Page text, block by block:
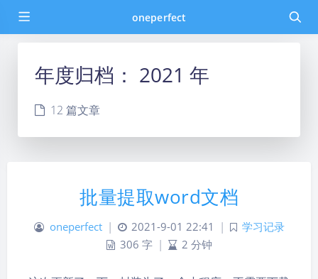
oneperfect
年度归档： 2021 年
12 篇文章
批量提取word文档
oneperfect | 2021-9-01 22:41 |
学习记录
306 字 | 2 分钟